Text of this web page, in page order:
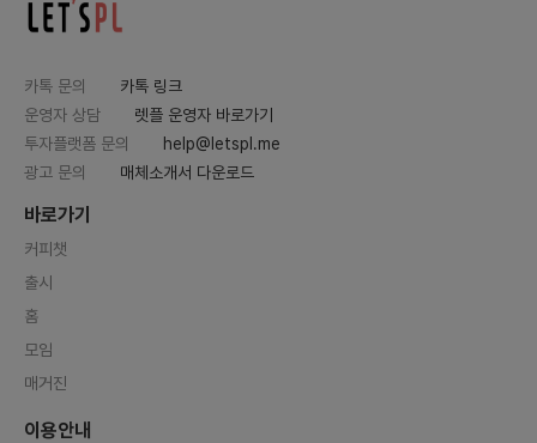
카톡 문의
카톡 링크
운영자 상담
렛플 운영자 바로가기
투자플랫폼 문의
help@letspl.me
광고 문의
매체소개서 다운로드
바로가기
커피챗
출시
홈
모임
매거진
이용안내